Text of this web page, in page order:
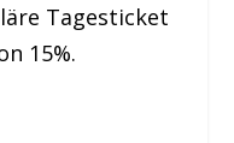
Tagesticket
15%.